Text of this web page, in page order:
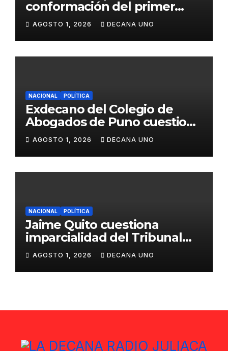
conformación del primer
gabinete ministerial de Keiko
Fujimori
AGOSTO 1, 2026 DECANA UNO
NACIONAL POLÍTICA
Exdecano del Colegio de
Abogados de Puno cuestiona
propuestas sobre seguridad
ciudadana
AGOSTO 1, 2026 DECANA UNO
NACIONAL POLÍTICA
Jaime Quito cuestiona
imparcialidad del Tribunal
Constitucional tras liberación
de Ollanta Humala
AGOSTO 1, 2026 DECANA UNO